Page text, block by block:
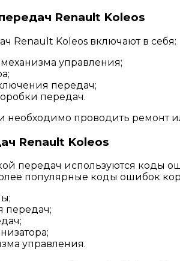
Renault Koleos
Renault Koleos включают в себя:
управления;
передач;
передач.
необходимо проводить ремонт
Renault Koleos
передач используются коды
популярные коды ошибок
передач;
управления.